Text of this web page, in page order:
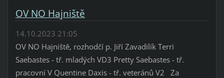
OV NO Hajniště
14.10.2023 21:05
OV NO Hajniště, rozhodčí p. Jiří Zavadilík Terri
Saebastes - tř. mladých VD3 Pretty Saebastes - tř.
pracovní V Quentine Daxis - tř. veteránů V2 Za